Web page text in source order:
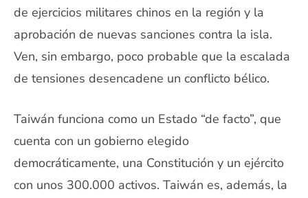
de ejercicios militares chinos en la región y la
aprobación de nuevas sanciones contra la isla.
Ven, sin embargo, poco probable que la escalada
de tensiones desencadene un conflicto bélico.
Taiwán funciona como un Estado “de facto”, que
cuenta con un gobierno elegido
democráticamente, una Constitución y un ejército
con unos 300.000 activos. Taiwán es, además, la